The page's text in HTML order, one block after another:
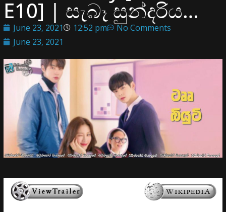
E10] | සැබෑ සුන්දරිය…
June 23, 2021 12:52 pm
No Comments
June 23, 2021